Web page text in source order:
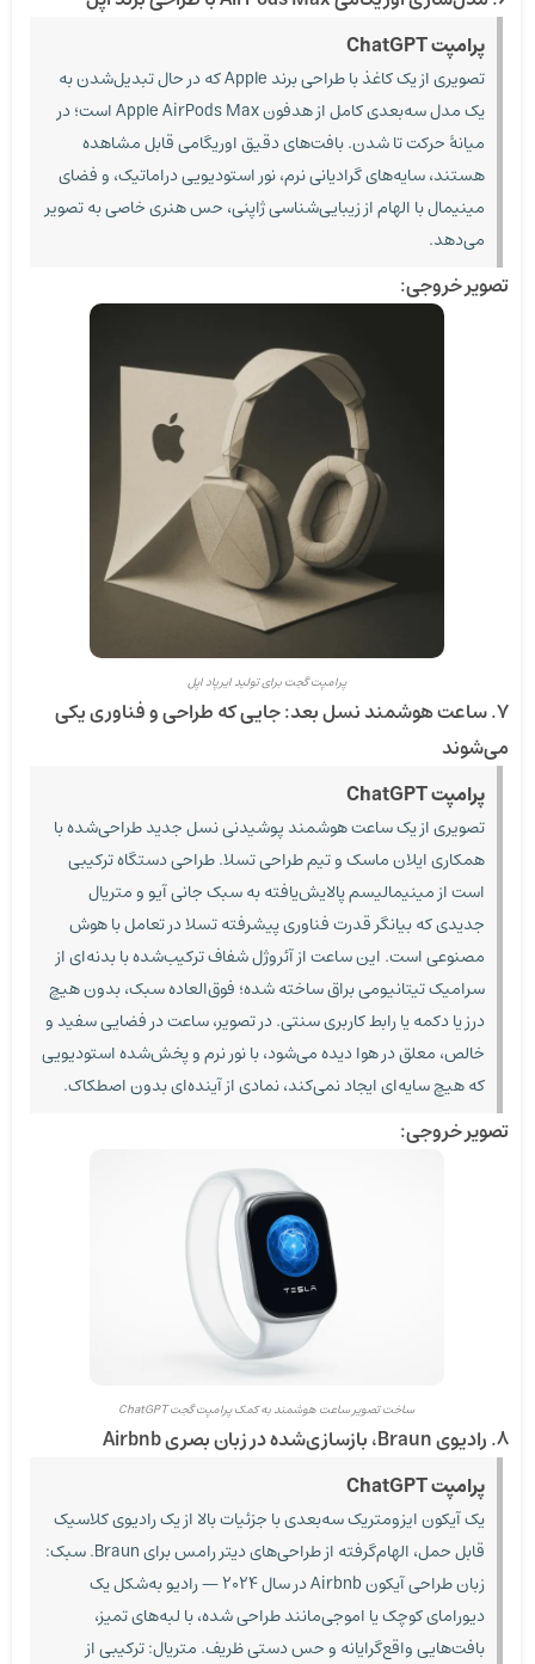
پرامپت ChatGPT
تصویری از یک کاغذ با طراحی برند Apple که در حال تبدیل‌شدن به
یک مدل سه‌بعدی کامل از هدفون Apple AirPods Max است؛ در
میانهٔ حرکت تا شدن. بافت‌های دقیق اوریگامی قابل مشاهده
هستند، سایه‌های گرادیانی نرم، نور استودیویی دراماتیک، و فضای
مینیمال با الهام از زیبایی‌شناسی ژاپنی، حس هنری خاصی به تصویر
می‌دهد.
تصویر خروجی:
پرامپت گجت برای تولید ایرپاد اپل
۷. ساعت هوشمند نسل بعد: جایی که طراحی و فناوری یکی
می‌شوند
پرامپت ChatGPT
تصویری از یک ساعت هوشمند پوشیدنی نسل جدید طراحی‌شده با
همکاری ایلان ماسک و تیم طراحی تسلا. طراحی دستگاه ترکیبی
است از مینیمالیسم پالایش‌یافته به سبک جانی آیو و متریال
جدیدی که بیانگر قدرت فناوری پیشرفته تسلا در تعامل با هوش
مصنوعی است. این ساعت از آئروژل شفاف ترکیب‌شده با بدنه‌ای از
سرامیک تیتانیومی براق ساخته شده؛ فوق‌العاده سبک، بدون هیچ
درز یا دکمه یا رابط کاربری سنتی. در تصویر، ساعت در فضایی سفید و
خالص، معلق در هوا دیده می‌شود، با نور نرم و پخش‌شده استودیویی
که هیچ سایه‌ای ایجاد نمی‌کند، نمادی از آینده‌ای بدون اصطکاک.
تصویر خروجی:
ساخت تصویر ساعت هوشمند به کمک پرامپت گجت ChatGPT
۸. رادیوی Braun، بازسازی‌شده در زبان بصری Airbnb
پرامپت ChatGPT
یک آیکون ایزومتریک سه‌بعدی با جزئیات بالا از یک رادیوی کلاسیک
قابل حمل، الهام‌گرفته از طراحی‌های دیتر رامس برای Braun. سبک:
زبان طراحی آیکون Airbnb در سال ۲۰۲۴ — رادیو به‌شکل یک
دیورامای کوچک یا اموجی‌مانند طراحی شده، با لبه‌های تمیز،
بافت‌هایی واقع‌گرایانه و حس دستی ظریف. متریال: ترکیبی از